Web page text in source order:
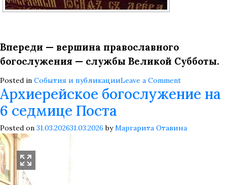
Впереди — вершина православного
богослужения — службы Великой Субботы.
Posted in События и публикацииLeave a Commenton
Великий
Пяток.
выносом
Архиерейское богослужение на
6 седмице Поста
Posted on 31.03.202631.03.2026 byМаргарита Отавина